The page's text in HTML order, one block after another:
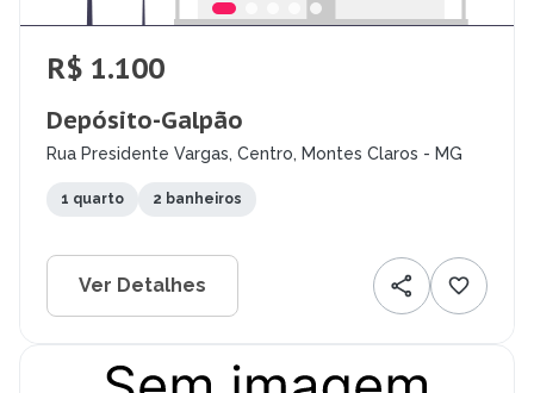
R$ 1.100
Depósito-Galpão
Rua Presidente Vargas, Centro, Montes Claros - MG
1 quarto 2 banheiros
Ver Detalhes